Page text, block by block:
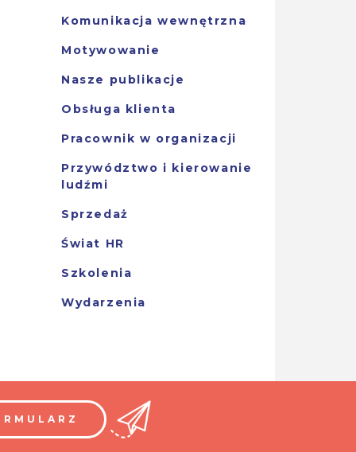
Komunikacja wewnętrzna
Motywowanie
Nasze publikacje
Obsługa klienta
Pracownik w organizacji
Przywództwo i kierowanie
ludźmi
Sprzedaż
Świat HR
Szkolenia
Wydarzenia